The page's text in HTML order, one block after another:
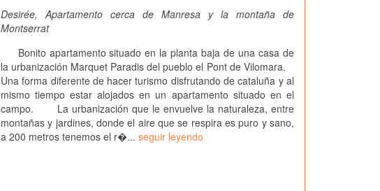
Desirée, Apartamento cerca de Manresa y la montaña de
Montserrat
Bonito apartamento situado en la planta baja de una casa de
la urbanización Marquet Paradis del pueblo el Pont de Vilomara.
Una forma diferente de hacer turismo disfrutando de cataluña y al
mismo tiempo estar alojados en un apartamento situado en el
campo. La urbanización que le envuelve la naturaleza, entre
montañas y jardines, donde el aire que se respira es puro y sano,
a 200 metros tenemos el r�... seguir leyendo